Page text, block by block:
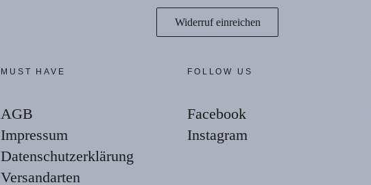
Widerruf einreichen
MUST HAVE
AGB
Impressum
Datenschutzerklärung
Versandarten
FOLLOW US
Facebook
Instagram